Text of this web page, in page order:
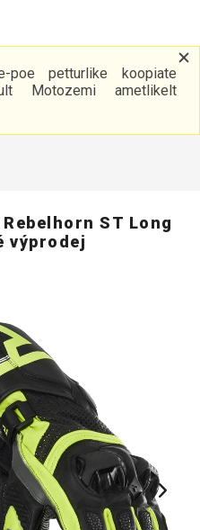
poe petturlike koopiate
Motozemi ametlikelt
ST Long
výprodej